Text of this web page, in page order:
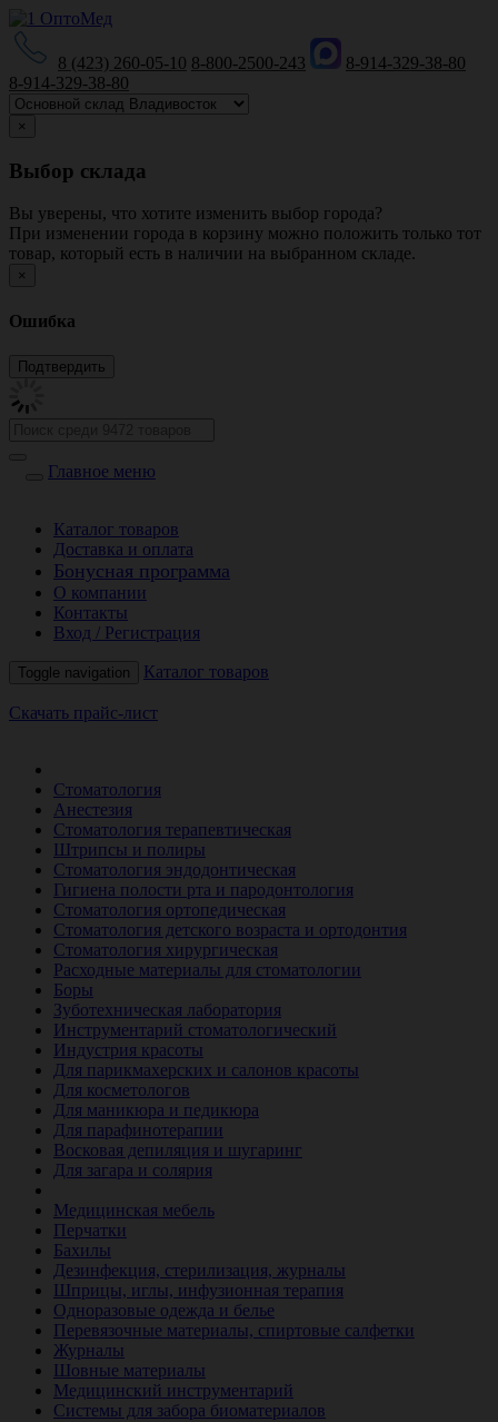
8 (423) 260-05-10 8-800-2500-243
8-914-329-38-80
8-914-329-38-80
×
Выбор склада
Вы уверены, что хотите изменить выбор города?
При изменении города в корзину можно положить только тот
товар, который есть в наличии на выбранном складе.
×
Ошибка
Главное меню
Каталог товаров
Доставка и оплата
Бонусная программа
О компании
Контакты
Вход / Регистрация
Toggle navigation Каталог товаров
Скачать прайс-лист
Стоматология
Анестезия
Стоматология терапевтическая
Штрипсы и полиры
Стоматология эндодонтическая
Гигиена полости рта и пародонтология
Стоматология ортопедическая
Стоматология детского возраста и ортодонтия
Стоматология хирургическая
Расходные материалы для стоматологии
Боры
Зуботехническая лаборатория
Инструментарий стоматологический
Индустрия красоты
Для парикмахерских и салонов красоты
Для косметологов
Для маникюра и педикюра
Для парафинотерапии
Восковая депиляция и шугаринг
Для загара и солярия
Медицинская мебель
Перчатки
Бахилы
Дезинфекция, стерилизация, журналы
Шприцы, иглы, инфузионная терапия
Одноразовые одежда и белье
Перевязочные материалы, спиртовые салфетки
Журналы
Шовные материалы
Медицинский инструментарий
Системы для забора биоматериалов